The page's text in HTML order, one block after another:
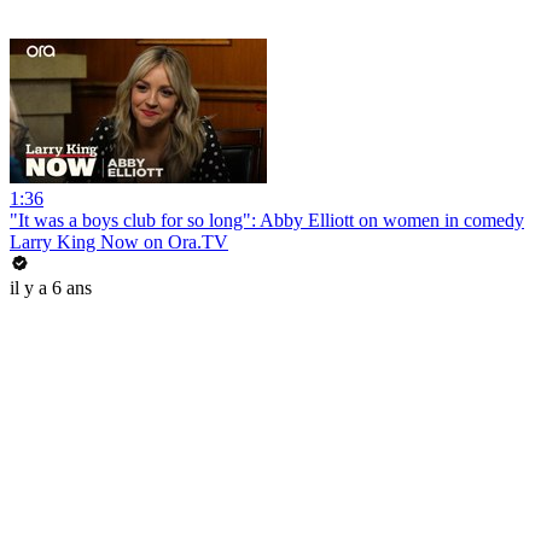
1:36
"It was a boys club for so long": Abby Elliott on women in comedy
Larry King Now on Ora.TV
il y a 6 ans